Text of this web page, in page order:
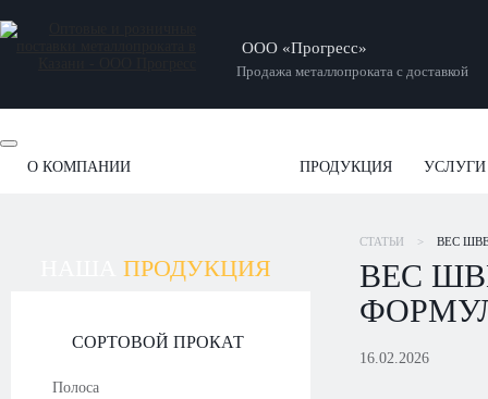
ООО «Прогресс»
Продажа металлопроката с доставкой
О КОМПАНИИ ПРОДУКЦИЯ УСЛУГИ
ПРОДУКЦИЯ
СОРТОВОЙ ПРОКАТ
Полоса
СТАТЬИ > ВЕС
ВЕС
16.02.2026